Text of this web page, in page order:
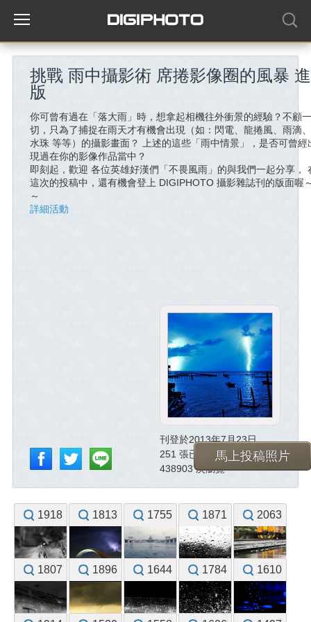
挑戰 雨中攝影術 席捲影像圈的風暴
版
你可曾有過在「落大雨」時，想拿起相機往外衝景的經驗？不顧
切，只為了捕捉在雨天才有機會出現（如：閃電、龍捲風、雨滴
水珠 等等）的攝影畫面？ 上述的這些「雨中情景」，是否可曾經
現過在你的影像作品當中？
即刻起，歡迎 各位英雄好漢們「不畏風雨」的與我們一起分享，
這次的投稿中，還有機會登上 DIGIPHOTO 攝影雜誌刊的版面喔
～
詳細活動
馬上投稿照片
刊登於2013年7月23日
251 張已投稿照片
438903 次瀏覽
1918 1813 1755 1871 2063
1807 1896 1644 1784 1610